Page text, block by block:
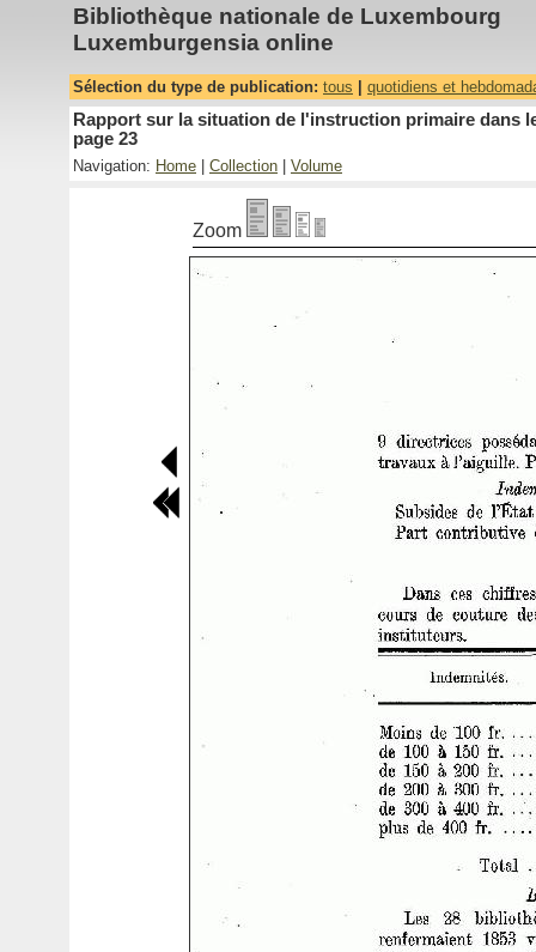
Bibliothèque nationale de Luxembourg
Luxemburgensia online
Sélection du type de publication: tous quotidiens et
Rapport sur la situation de l'instruction primaire dans
page 23
Navigation: Home Collection Volume
Zoom